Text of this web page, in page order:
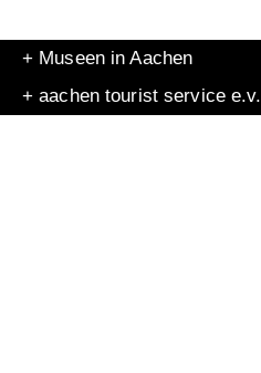
+ Museen in Aachen
+ aachen tourist service e.v.